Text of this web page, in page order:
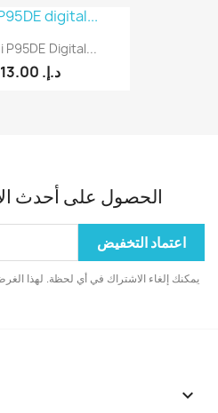
Digital...
4,313.00 د.إ.‏
الحصول على أحدث
يمكنك إلغاء الاشتراك في أي لحظة. لهذا
